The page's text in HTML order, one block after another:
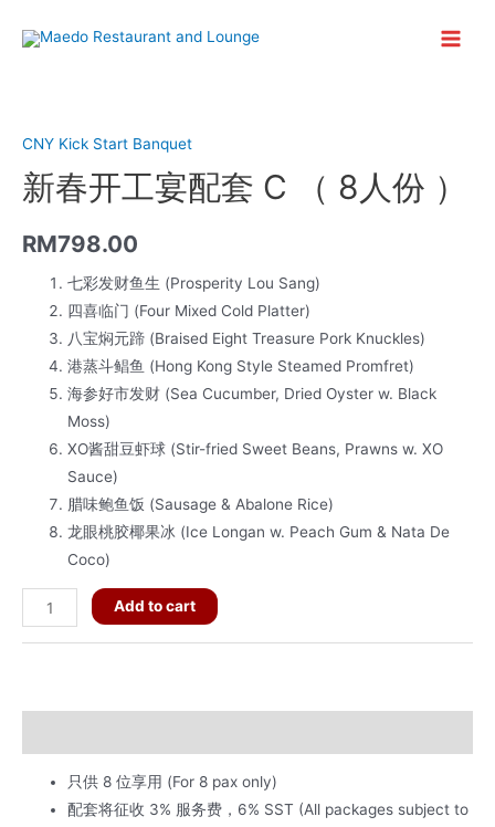
Main
CNY Kick Start Banquet
新春开工宴配套 C （ 8人份 ）
RM798.00
七彩发财鱼生 (Prosperity Lou Sang)
四喜临门 (Four Mixed Cold Platter)
八宝焖元蹄 (Braised Eight Treasure Pork Knuckles)
港蒸斗鲳鱼 (Hong Kong Style Steamed Promfret)
海参好市发财 (Sea Cucumber, Dried Oyster w. Black
Moss)
XO酱甜豆虾球 (Stir-fried Sweet Beans, Prawns w. XO
Sauce)
腊味鲍鱼饭 (Sausage & Abalone Rice)
龙眼桃胶椰果冰 (Ice Longan w. Peach Gum & Nata De
Coco)
春
宴
Add to cart
只供 8 位享用 (For 8 pax only)
配套将征收 3% 服务费，6% SST (All packages subject to